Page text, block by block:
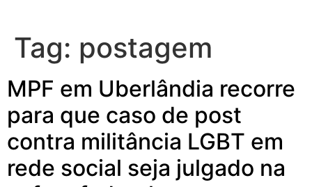
Tag: postagem
MPF em Uberlândia recorre
para que caso de post
contra militância LGBT em
rede social seja julgado na